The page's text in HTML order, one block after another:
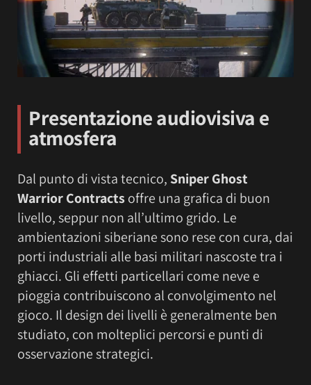
Presentazione audiovisiva e
atmosfera
Dal punto di vista tecnico, Sniper Ghost
Warrior Contractsoffre una grafica di buon
livello, seppur non all’ultimo grido. Le
ambientazioni siberiane sono rese con cura, dai
porti industriali alle basi militari nascoste tra i
ghiacci. Gli effetti particellari come neve e
pioggia contribuiscono al convolgimento nel
gioco. Il design dei livelli è generalmente ben
studiato, con molteplici percorsi e punti di
osservazione strategici.